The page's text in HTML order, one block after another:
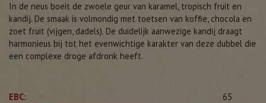
In de neus boeit de zwoele geur van karamel, tropisch fruit en
kandij. De smaak is volmondig met toetsen van koffie, chocola en
zoet fruit (vijgen, dadels). De duidelijk aanwezige kandij draagt
harmonieus bij tot het evenwichtige karakter van deze dubbel die
een complexe droge afdronk heeft.
EBC: 65